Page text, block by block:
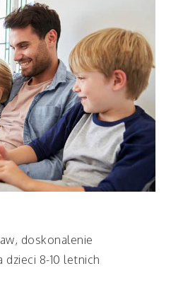
doskonalenie
dzieci 8-10 letnich